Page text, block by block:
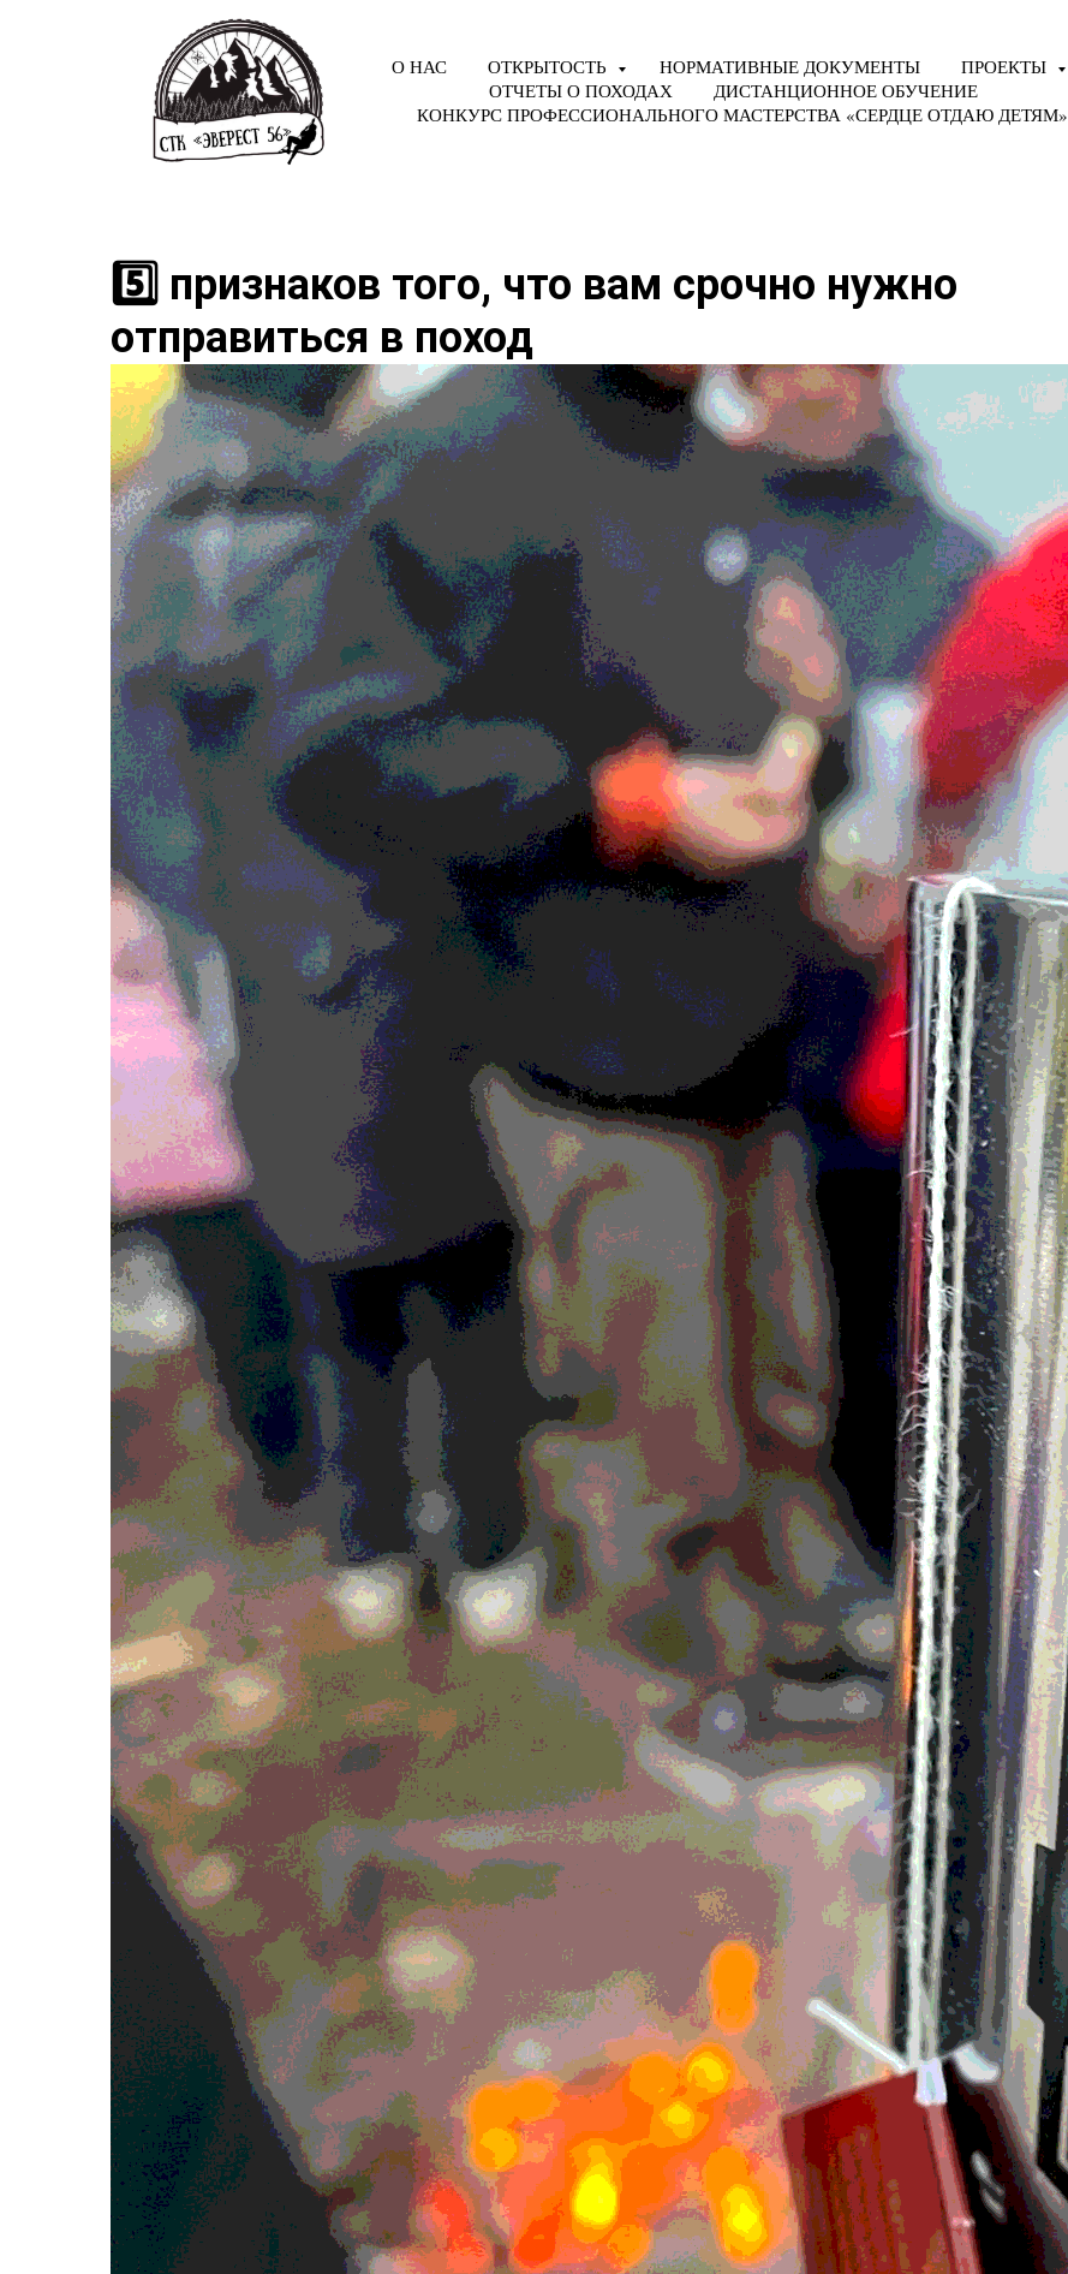
О НАС ОТКРЫТОСТЬ НОРМАТИВНЫЕ ДОКУМЕНТЫ
ПРОЕКТЫ
ОТЧЕТЫ О ПОХОДАХ
ДИСТАНЦИОННОЕ ОБУЧЕНИЕ
КОНКУРС ПРОФЕССИОНАЛЬНОГО МАСТЕРСТВА «СЕРДЦЕ ОТДАЮ ДЕТЯМ»
5️⃣ признаков того, что вам срочно нужно
отправиться в поход